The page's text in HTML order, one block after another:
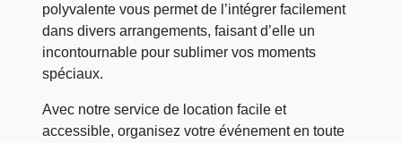
polyvalente vous permet de l’intégrer facilement
dans divers arrangements, faisant d’elle un
incontournable pour sublimer vos moments
spéciaux.
Avec notre service de location facile et
accessible, organisez votre événement en toute